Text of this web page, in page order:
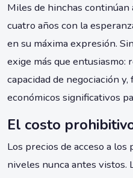
Miles de hinchas continúan
cuatro años con la
en su máxima expresión.
exige más que entusiasmo:
capacidad de negociación
económicos significativos
El costo
Los precios de acceso a los
niveles nunca antes vistos.